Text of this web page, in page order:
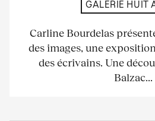
GALERIE HUIT
Carline Bourdelas
des images, une
des écrivains. Une
Balzac...